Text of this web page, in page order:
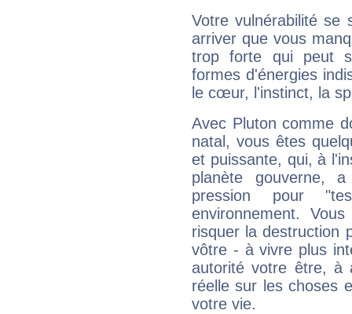
Votre vulnérabilité se
arriver que vous
trop forte qui peut
formes d'énergies
le cœur, l'instinct, la
Avec Pluton comme
natal, vous êtes
et puissante, qui, à
planète gouverne,
pression pour
environnement.
risquer la destruction
vôtre - à vivre plus
autorité votre être, à
réelle sur les choses
votre vie.